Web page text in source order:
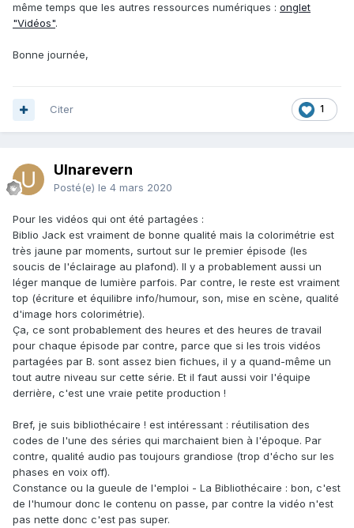
même temps que les autres ressources numériques : onglet
"Vidéos".
Bonne journée,
1
Citer
Ulnarevern
Posté(e) le 4 mars 2020
Pour les vidéos qui ont été partagées :
Biblio Jack est vraiment de bonne qualité mais la colorimétrie est
très jaune par moments, surtout sur le premier épisode (les
soucis de l'éclairage au plafond). Il y a probablement aussi un
léger manque de lumière parfois. Par contre, le reste est vraiment
top (écriture et équilibre info/humour, son, mise en scène, qualité
d'image hors colorimétrie).
Ça, ce sont probablement des heures et des heures de travail
pour chaque épisode par contre, parce que si les trois vidéos
partagées par B. sont assez bien fichues, il y a quand-même un
tout autre niveau sur cette série. Et il faut aussi voir l'équipe
derrière, c'est une vraie petite production !
Bref, je suis bibliothécaire ! est intéressant : réutilisation des
codes de l'une des séries qui marchaient bien à l'époque. Par
contre, qualité audio pas toujours grandiose (trop d'écho sur les
phases en voix off).
Constance ou la gueule de l'emploi - La Bibliothécaire : bon, c'est
de l'humour donc le contenu on passe, par contre la vidéo n'est
pas nette donc c'est pas super.